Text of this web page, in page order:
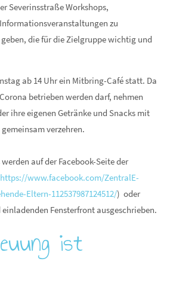
Severinsstraße Workshops,
zu
die für die Zielgruppe wichtig und
ab 14 Uhr ein Mitbring-Café statt. Da
betrieben werden darf, nehmen
ihre eigenen Getränke und Snacks mit
verzehren.
auf der Facebook-Seite der
https://www.facebook.com/ZentralE-
Eltern-112537987124512/) oder
Fensterfront ausgeschrieben.
ist